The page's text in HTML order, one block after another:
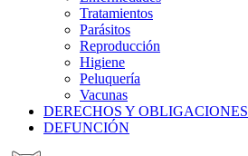
Tratamientos
Parásitos
Reproducción
Higiene
Peluquería
Vacunas
DERECHOS Y OBLIGACIONES
DEFUNCIÓN